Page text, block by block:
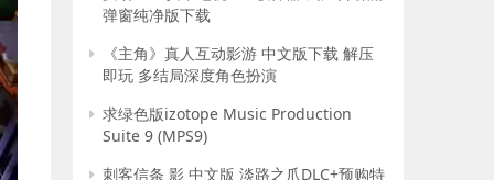
弹窗纯净版下载
《主角》真人互动影游 中文版下载 解压
即玩 多结局深度角色扮演
求绿色版izotope Music Production
Suite 9 (MPS9)
刺客信条 影 中文版 淡路之爪DLC+预购特